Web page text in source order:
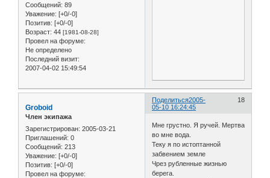
Сообщений: 89
Уважение: [+0/-0]
Позитив: [+0/-0]
Возраст: 44 [1981-08-28]
Провел на форуме:
Не определено
Последний визит:
2007-04-02 15:49:54
Поделиться 18
2005-
05-10 16:24:45
Groboid
Член экипажа
Зарегистрирован: 2005-03-21
Приглашений: 0
Сообщений: 213
Уважение: [+0/-0]
Позитив: [+0/-0]
Провел на форуме:
Мне грустно. Я ручей. Мертва
во мне вода.
Теку я по истоптанной
забвением земле
Чрез рубленные жизнью
берега.